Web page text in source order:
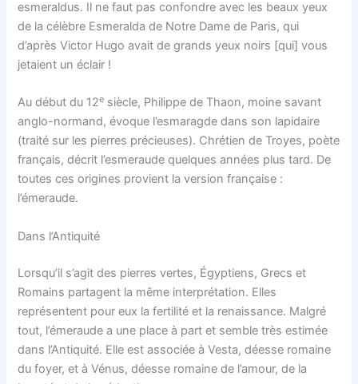
esmeraldus. Il ne faut pas confondre avec les beaux yeux
de la célèbre Esmeralda de Notre Dame de Paris, qui
d’après Victor Hugo avait degrands yeux noirs [qui] vous
jetaient un éclair !
Au début du 12e siècle, Philippe de Thaon, moine savant
anglo-normand, évoque l’esmaragde dans son lapidaire
(traité sur les pierres précieuses). Chrétien de Troyes, poète
français, décrit l’esmeraude quelques années plus tard. De
toutes ces origines provient la version française :
l’émeraude.
Dans l’Antiquité
Lorsqu’il s’agit des pierres vertes, Égyptiens, Grecs et
Romains partagent la même interprétation. Elles
représentent pour eux la fertilité et la renaissance. Malgré
tout, l’émeraude a une place à part et semble très estimée
dans l’Antiquité. Elle est associée à Vesta, déesse romaine
du foyer, et à Vénus, déesse romaine de l’amour, de la